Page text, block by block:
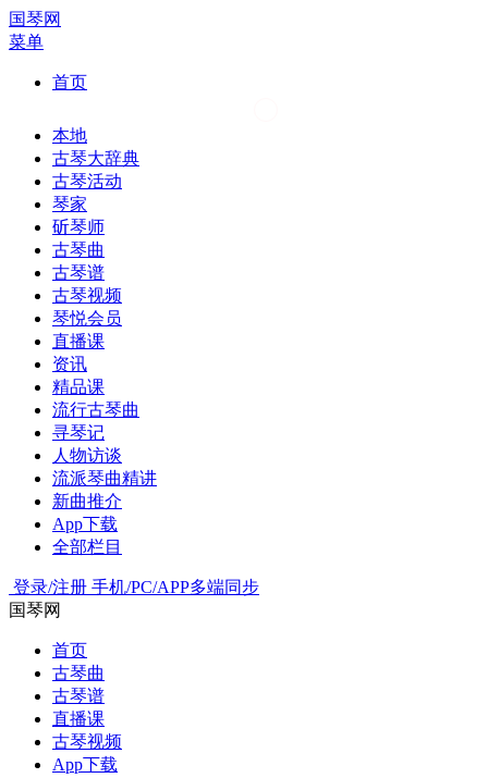
国琴网
菜单
首页
本地
古琴大辞典
古琴活动
琴家
斫琴师
古琴曲
古琴谱
古琴视频
琴悦会员
直播课
资讯
精品课
流行古琴曲
寻琴记
人物访谈
流派琴曲精讲
新曲推介
App下载
全部栏目
登录/注册 手机/PC/APP多端同步
国琴网
首页
古琴曲
古琴谱
直播课
古琴视频
App下载